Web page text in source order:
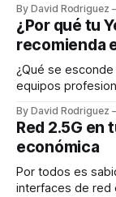
nas, aunque el
plataforma,
decir, funciona
By David Rodriguez
¿Por qué tu
recomienda
¿Qué se
equipos
equipos que
funciona un equipo de
integrada. La
By David Rodriguez
Red 2.5G en
económica
Por todos es
interfaces de red